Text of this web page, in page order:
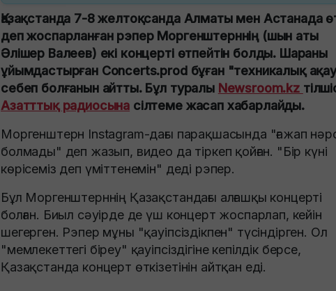
Қазақстанда 7-8 желтоқсанда Алматы мен Астанада
деп жоспарланған рэпер Моргенштерннің (шын аты
Әлішер Валеев) екі концерті өтпейтін болды. Шараны
ұйымдастырған Concerts.prod бұған "техникалық
себеп болғанын айтты. Бұл туралы Newsroom.kz
Азатттық радиосына сілтеме жасап хабарлайды.
Моргенштерн Instagram-дағы парақшасында "ғажап
болмады" деп жазып, видео да тіркеп қойған. "Бір күні
көрісеміз деп үміттенемін" деді рэпер.
Бұл Моргенштерннің Қазақстандағы алғашқы концерті
болған. Биыл сәуірде де үш концерт жоспарлап, кейін
шегерген. Рэпер мұны "қауіпсіздікпен" түсіндірген. Ол
"мемлекеттегі біреу" қауіпсіздігіне кепілдік берсе,
Қазақстанда концерт өткізетінін айтқан еді.